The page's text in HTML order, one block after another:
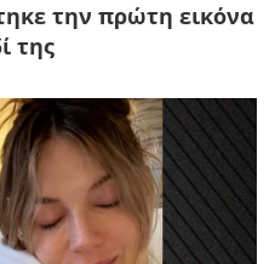
την πρώτη εικόνα
της